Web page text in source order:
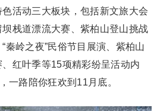
活动三大板块，包括新文旅大会
栈道漂流大赛、紫柏山登山挑战
秦岭之夜”民俗节目展演、紫柏山
红叶季等15项精彩纷呈活动内
一路陪你狂欢到11月底。